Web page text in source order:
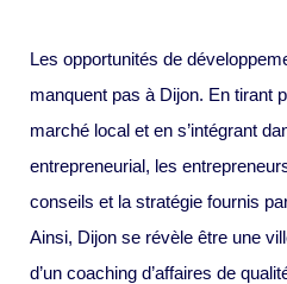
Les opportunités de
manquent pas à Dijon. En tirant
marché local et en s’intégrant
entrepreneurial, les
conseils et la stratégie fournis
Ainsi, Dijon se révèle être une
d’un coaching d’affaires de